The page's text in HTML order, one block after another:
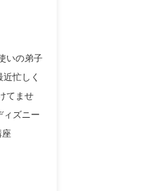
いの弟子
忙しく
てませ
ィズニー
座